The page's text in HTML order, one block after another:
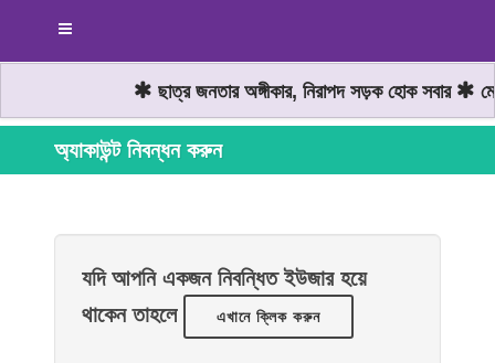
ছাত্র জনতার অঙ্গীকার, নিরাপদ সড়ক হোক সবার
অ্যাকাউন্ট নিবন্ধন করুন
যদি আপনি একজন নিবন্ধিত ইউজার হয়ে
থাকেন তাহলে
এখানে ক্লিক করুন